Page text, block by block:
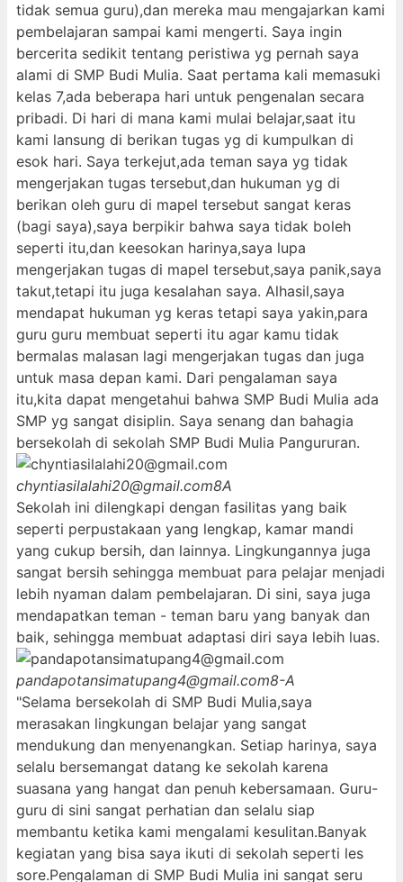
tidak semua guru),dan mereka mau mengajarkan kami
pembelajaran sampai kami mengerti. Saya ingin
bercerita sedikit tentang peristiwa yg pernah saya
alami di SMP Budi Mulia. Saat pertama kali memasuki
kelas 7,ada beberapa hari untuk pengenalan secara
pribadi. Di hari di mana kami mulai belajar,saat itu
kami lansung di berikan tugas yg di kumpulkan di
esok hari. Saya terkejut,ada teman saya yg tidak
mengerjakan tugas tersebut,dan hukuman yg di
berikan oleh guru di mapel tersebut sangat keras
(bagi saya),saya berpikir bahwa saya tidak boleh
seperti itu,dan keesokan harinya,saya lupa
mengerjakan tugas di mapel tersebut,saya panik,saya
takut,tetapi itu juga kesalahan saya. Alhasil,saya
mendapat hukuman yg keras tetapi saya yakin,para
guru guru membuat seperti itu agar kamu tidak
bermalas malasan lagi mengerjakan tugas dan juga
untuk masa depan kami. Dari pengalaman saya
itu,kita dapat mengetahui bahwa SMP Budi Mulia ada
SMP yg sangat disiplin. Saya senang dan bahagia
bersekolah di sekolah SMP Budi Mulia Pangururan.
chyntiasilalahi20@gmail.com8A
Sekolah ini dilengkapi dengan fasilitas yang baik
seperti perpustakaan yang lengkap, kamar mandi
yang cukup bersih, dan lainnya. Lingkungannya juga
sangat bersih sehingga membuat para pelajar menjadi
lebih nyaman dalam pembelajaran. Di sini, saya juga
mendapatkan teman - teman baru yang banyak dan
baik, sehingga membuat adaptasi diri saya lebih luas.
pandapotansimatupang4@gmail.com8-A
"Selama bersekolah di SMP Budi Mulia,saya
merasakan lingkungan belajar yang sangat
mendukung dan menyenangkan. Setiap harinya, saya
selalu bersemangat datang ke sekolah karena
suasana yang hangat dan penuh kebersamaan. Guru-
guru di sini sangat perhatian dan selalu siap
membantu ketika kami mengalami kesulitan.Banyak
kegiatan yang bisa saya ikuti di sekolah seperti les
sore.Pengalaman di SMP Budi Mulia ini sangat seru